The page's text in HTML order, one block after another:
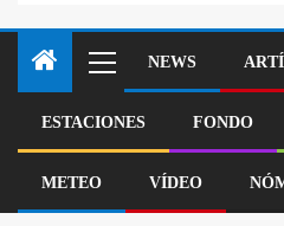
NEWS
ESTACIONES FONDO
METEO VÍDEO